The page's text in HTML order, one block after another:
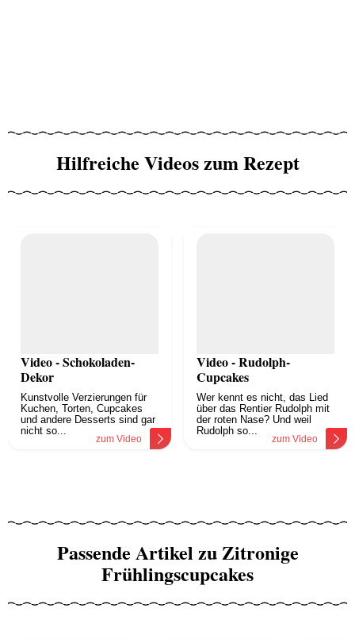
Hilfreiche Videos zum Rezept
Video - Schokoladen-
Dekor
Kunstvolle Verzierungen für
Kuchen, Torten, Cupcakes
und andere Desserts sind gar
nicht so...
zum Video
Video - Rudolph-
Cupcakes
Wer kennt es nicht, das Lied
über das Rentier Rudolph mit
der roten Nase? Und weil
Rudolph so...
zum Video
Passende Artikel zu Zitronige
Frühlingscupcakes